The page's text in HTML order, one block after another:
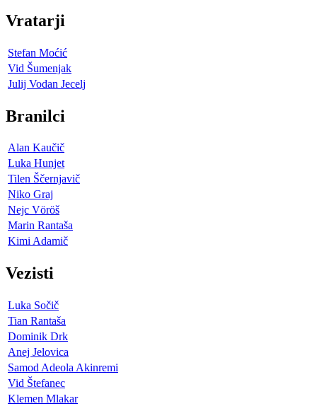
Vratarji
Stefan Moćić
Vid Šumenjak
Julij Vodan Jecelj
Branilci
Alan Kaučič
Luka Hunjet
Tilen Ščernjavič
Niko Graj
Nejc Vöröš
Marin Rantaša
Kimi Adamič
Vezisti
Luka Sočič
Tian Rantaša
Dominik Drk
Anej Jelovica
Samod Adeola Akinremi
Vid Štefanec
Klemen Mlakar